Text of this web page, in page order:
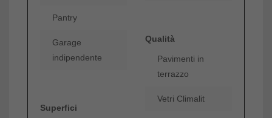
Pantry
Garage
indipendente
Superfici
Qualità
Pavimenti in
terrazzo
Vetri Climalit